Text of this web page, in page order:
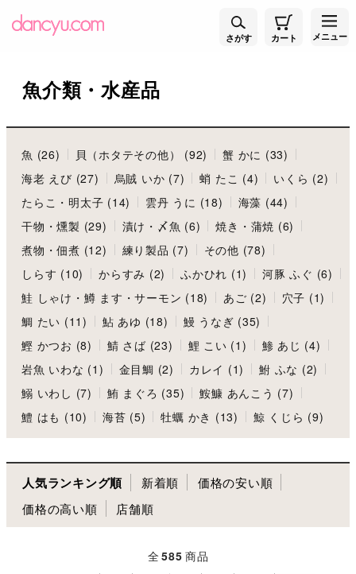
さがす カート メニュー
魚介類・水産品
魚 (26) 貝（ホタテその他） (92)
蟹 かに (33)
海老 えび (27)
烏賊 いか (7) 蛸 たこ (4)
いくら (2)
たらこ・明太子 (14)
雲丹 うに (18)
海藻 (44)
干物・燻製 (29)
漬け・〆魚 (6)
焼き・蒲焼 (6)
煮物・佃煮 (12)
練り製品 (7)
その他 (78)
しらす (10)
からすみ (2) ふかひれ (1)
河豚 ふぐ (6)
鮭 しゃけ・鱒 ます・サーモン (18)
あご (2)
穴子 (1)
鯛 たい (11)
鮎 あゆ (18)
鰻 うなぎ (35)
鰹 かつお (8)
鯖 さば (23) 鯉 こい (1)
鯵 あじ (4)
岩魚 いわな (1)
金目鯛 (2) カレイ (1)
鮒 ふな (2)
鰯 いわし (7)
鮪 まぐろ (35)
鮟鱇 あんこう (7)
鱧 はも (10)
海苔 (5) 牡蠣 かき (13) 鯨 くじら (9)
人気ランキング順 新着順
価格の安い順
価格の高い順
店舗順
全585 商品